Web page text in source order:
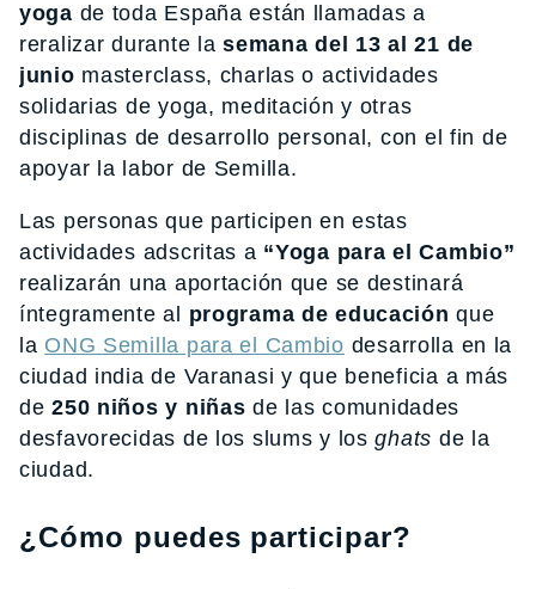
yoga de toda España están llamadas a
reralizar durante lasemana del 13 al 21 de
junio masterclass, charlas o actividades
solidarias de yoga, meditación y otras
disciplinas de desarrollo personal, con el fin de
apoyar la labor de Semilla.
Las personas que participen en estas
actividades adscritas a “Yoga para el Cambio”
realizarán una aportación que se destinará
íntegramente al programa de educación que
la ONG Semilla para el Cambio desarrolla en la
ciudad india de Varanasi y que beneficia a más
de250 niños y niñas de las comunidades
desfavorecidas de los slums y losghats de la
ciudad.
¿Cómo puedes participar?